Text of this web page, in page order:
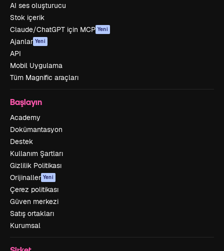
AI ses oluşturucu
Stok içerik
Claude/ChatGPT için MCP Yeni
Ajanlar Yeni
API
Mobil Uygulama
Tüm Magnific araçları
Başlayın
Academy
Dokümantasyon
Destek
Kullanım Şartları
Gizlilik Politikası
Orijinaller Yeni
Çerez politikası
Güven merkezi
Satış ortakları
Kurumsal